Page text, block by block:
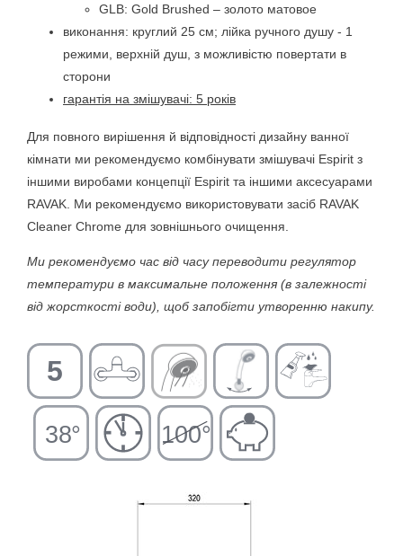
GLB: Gold Brushed – золото матовое
виконання: круглий 25 см; лійка ручного душу - 1
режими, верхній душ, з можливістю повертати в
сторони
гарантія на змішувачі: 5 років
Для повного вирішення й відповідності дизайну ванної
кімнати ми рекомендуємо комбінувати змішувачі Espirit з
іншими виробами концепції Espirit та іншими аксесуарами
RAVAK. Ми рекомендуємо використовувати засіб RAVAK
Cleaner Chrome для зовнішнього очищення.
Ми рекомендуємо час від часу переводити регулятор
температури в максимальне положення (в залежності
від жорсткості води), щоб запобігти утворенню накипу.